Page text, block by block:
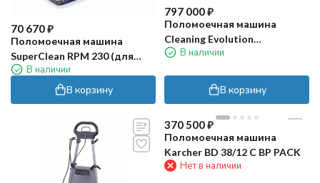
70 670₽
Поломоечная машина
SuperClean RPM 230 (для
эскалаторов)
В наличии
В корзину
797 000₽
Поломоечная машина
Cleaning Evolution
ESCALATOR 52/17 (для
В наличии
В корзину
370 500₽
Поломоечная машина
Karcher BD 38/12 C BP PACK
Нет в наличии